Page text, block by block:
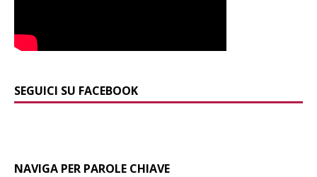
SEGUICI SU FACEBOOK
NAVIGA PER PAROLE CHIAVE